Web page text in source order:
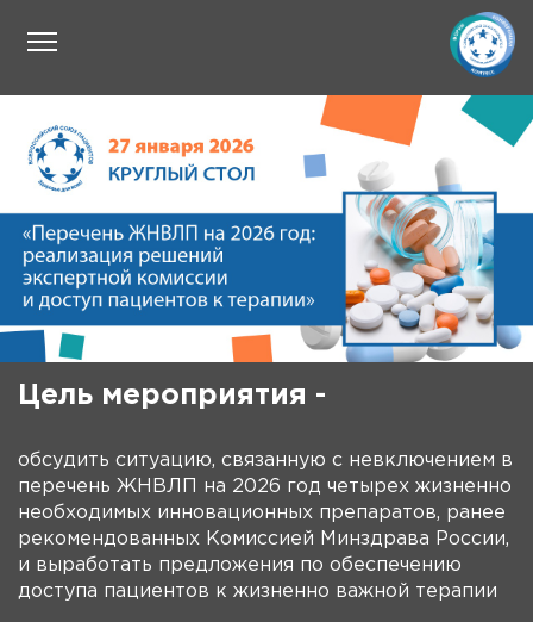
Цель мероприятия -
обсудить ситуацию, связанную с невключением в
перечень ЖНВЛП на 2026 год четырех жизненно
необходимых инновационных препаратов, ранее
рекомендованных Комиссией Минздрава России,
и выработать предложения по обеспечению
доступа пациентов к жизненно важной терапии